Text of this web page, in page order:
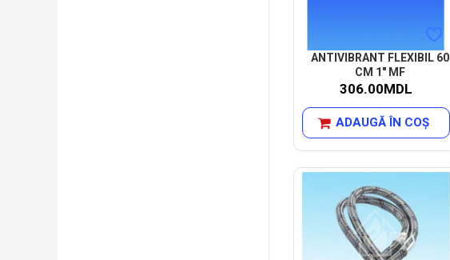
ANTIVIBRANT FLEXIBIL 60
CM 1" MF
306.00MDL
ADAUGĂ ÎN COŞ